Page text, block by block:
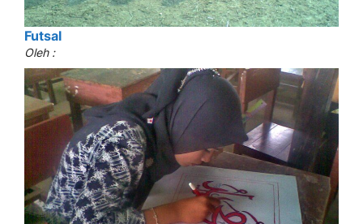
Futsal
Oleh :